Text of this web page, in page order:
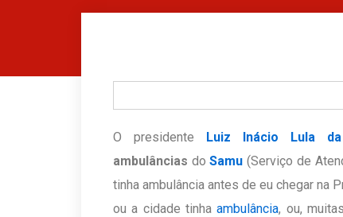
O presidente Luiz Inácio Lula
ambulâncias doSamu (Serviço de
tinha ambulância antes de eu chegar na
ou a cidade tinhaambulância, ou,